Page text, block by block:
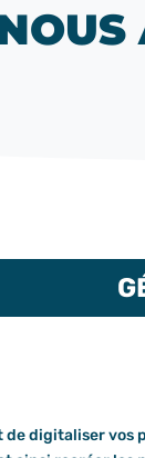
digitaliser